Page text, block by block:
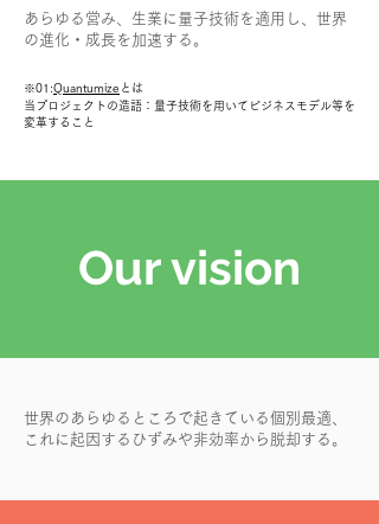
あらゆる営み、生業に量子技術を適用し、世界
の進化・成長を加速する。
※01:Quantumize とは
当プロジェクトの造語：量子技術を用いてビジネスモデル等を
変革すること
Our vision
世界のあらゆるところで起きている個別最適、
これに起因するひずみや非効率から脱却する。